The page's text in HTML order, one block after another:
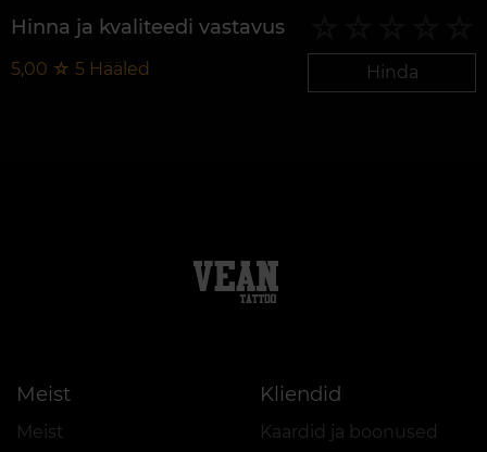
Hinna ja kvaliteedi vastavus
5,00 ☆ 5 Hääled Hinda
Meist
Meist
Kliendid
Kaardid ja boonused